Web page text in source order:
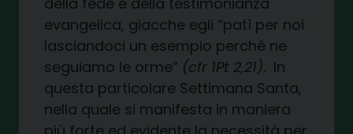
evangelica, giacche egli “patì per noi
lasciandoci un esempio perchè ne
seguiamo le orme” (cfr 1Pt 2,21). In
questa particolare Settimana Santa,
nella quale si manifesta in maniera